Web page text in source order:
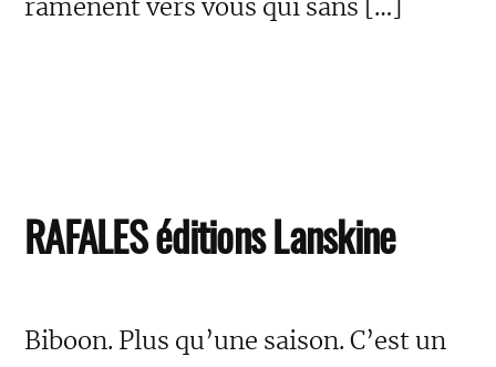
ramènent vers vous qui sans […]
RAFALES éditions Lanskine
Biboon. Plus qu’une saison. C’est un